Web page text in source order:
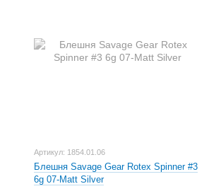
Артикул: 1854.01.06
Блешня Savage Gear Rotex Spinner #3
6g 07-Matt Silver